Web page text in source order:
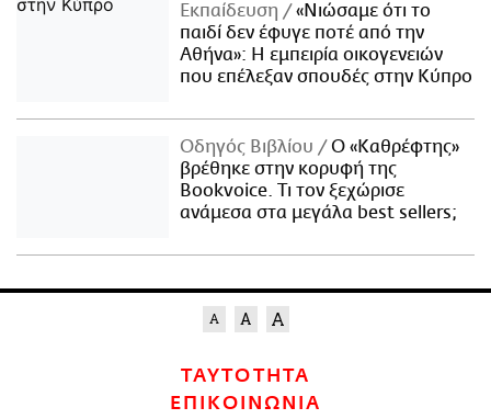
Εκπαίδευση
«Νιώσαμε ότι το
παιδί δεν έφυγε ποτέ από την
Αθήνα»: Η εμπειρία οικογενειών
που επέλεξαν σπουδές στην Κύπρο
Οδηγός Βιβλίου
Ο «Καθρέφτης»
βρέθηκε στην κορυφή της
Bookvoice. Τι τον ξεχώρισε
ανάμεσα στα μεγάλα best sellers;
ΤΑΥΤΟΤΗΤΑ
ΕΠΙΚΟΙΝΩΝΙΑ